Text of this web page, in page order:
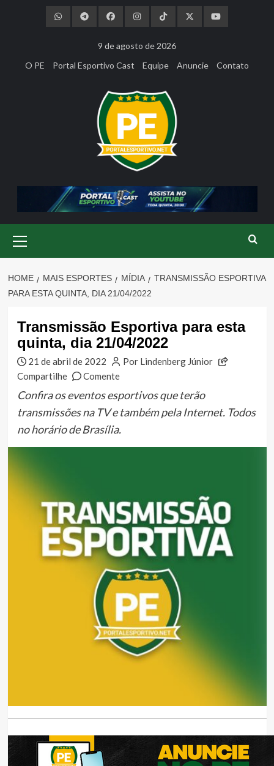
9 de agosto de 2026
O PE
Portal Esportivo Cast Equipe Anuncie Contato
Menu
HOME MAIS ESPORTES MÍDIA
TRANSMISSÃO ESPORTIVA
PARA ESTA QUINTA, DIA 21/04/2022
Transmissão Esportiva para esta
quinta, dia 21/04/2022
21 de abril de 2022
Por Lindenberg Júnior
Compartilhe
Comente
Confira os eventos esportivos que terão
transmissões na TV e também pela Internet. Todos
no horário de Brasília.